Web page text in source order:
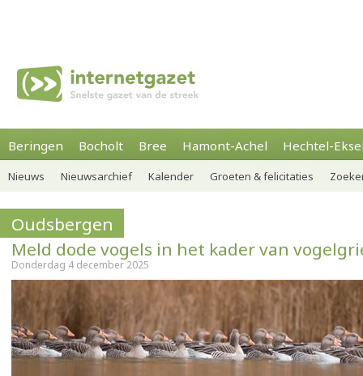
Beringen Bocholt Bree Hamont-Achel Hechtel-
Nieuws Nieuwsarchief Kalender Groeten & felicitaties
Oudsbergen
Meld dode vogels in het kader van
Donderdag 4 december 2025